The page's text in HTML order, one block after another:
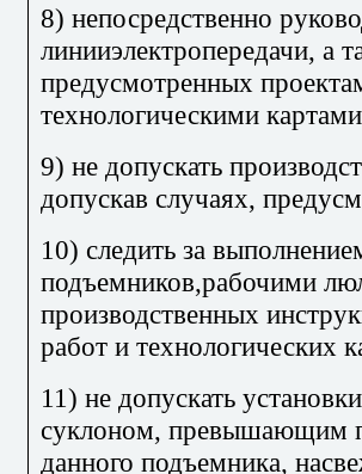
8) непосредственно
линииэлектропередачи, а
предусмотренных
технологическими
9) не допускать
допускав случаях,
10) следить за
подъемников,рабочими
производственных
работ и технологических
11) не допускать
суклоном, превышающим
данного подъемника,